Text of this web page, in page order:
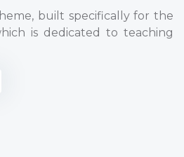
built specifically for the
is dedicated to teaching